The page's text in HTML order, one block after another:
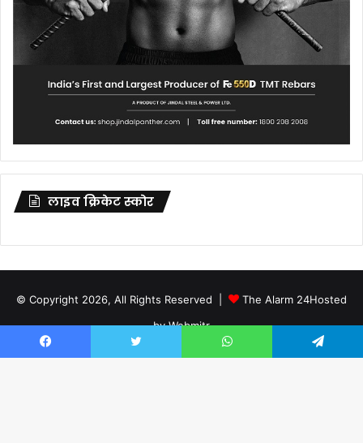
लाइव क्रिकेट स्कोर
© Copyright 2026, All Rights Reserved | The Alarm 24Hosted
byWebmitr
Facebook Twitter WhatsApp Telegram